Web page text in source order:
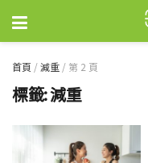
首頁 /減重 / 第 2 頁
標籤:減重